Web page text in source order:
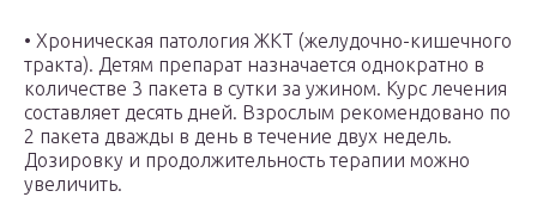
• Хроническая патология ЖКТ (желудочно-кишечного
тракта). Детям препарат назначается однократно в
количестве 3 пакета в сутки за ужином. Курс лечения
составляет десять дней. Взрослым рекомендовано по
2 пакета дважды в день в течение двух недель.
Дозировку и продолжительность терапии можно
увеличить.